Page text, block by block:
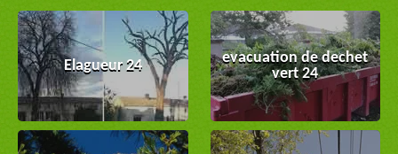
Elagueur 24
evacuation de dechet
vert 24